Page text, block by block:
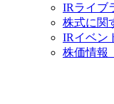
IRライブ
株式に関
IRイベン
株価情報